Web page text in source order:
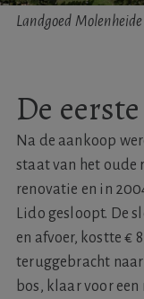
Landgoed
De
Na de aankoop
staat van het
renovatie en in
Lido gesloopt. De
en afvoer, kostte €
teruggebracht
bos, klaar voor